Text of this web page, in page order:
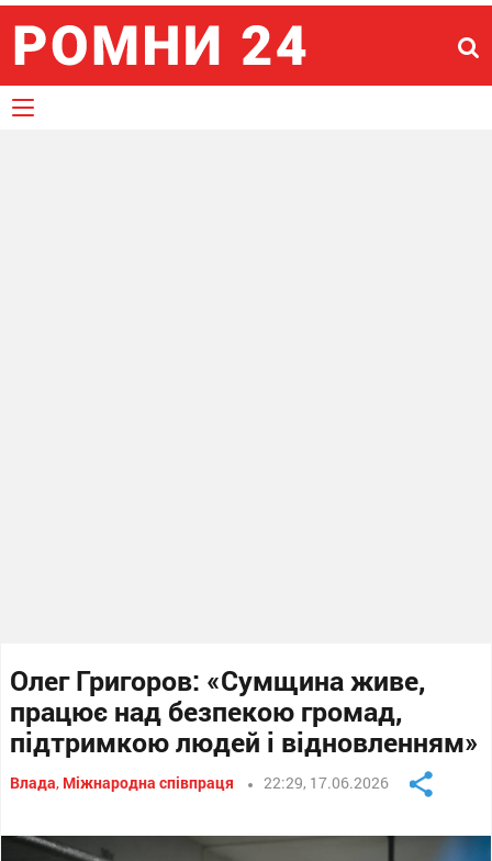
Олег Григоров: «Сумщина живе,
працює над безпекою громад,
підтримкою людей і відновленням»
Влада, Міжнародна співпраця 22:29, 17.06.2026